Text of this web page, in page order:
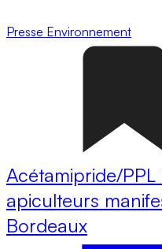
Presse Environnement
Acétamipride/PPL
apiculteurs
Bordeaux